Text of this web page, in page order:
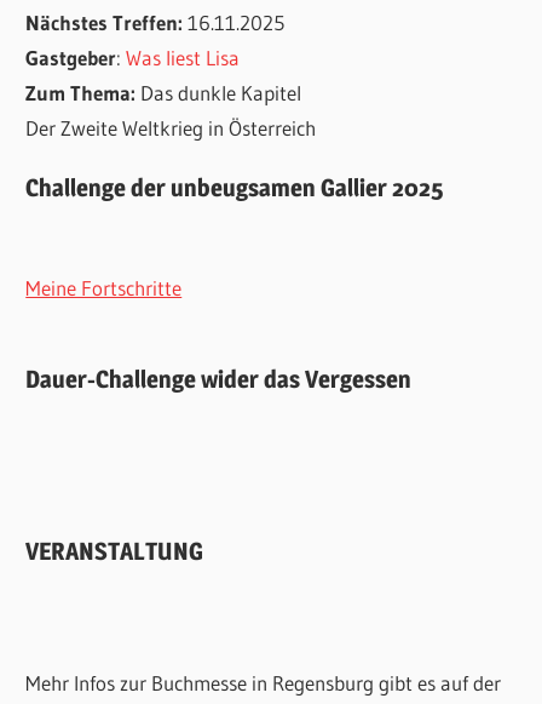
Nächstes Treffen:16.11.2025
Gastgeber:Was liest Lisa
Zum Thema: Das dunkle Kapitel
Der Zweite Weltkrieg in Österreich
Challenge der unbeugsamen Gallier 2025
Meine Fortschritte
Dauer-Challenge wider das Vergessen
VERANSTALTUNG
Mehr Infos zur Buchmesse in Regensburg gibt es auf der